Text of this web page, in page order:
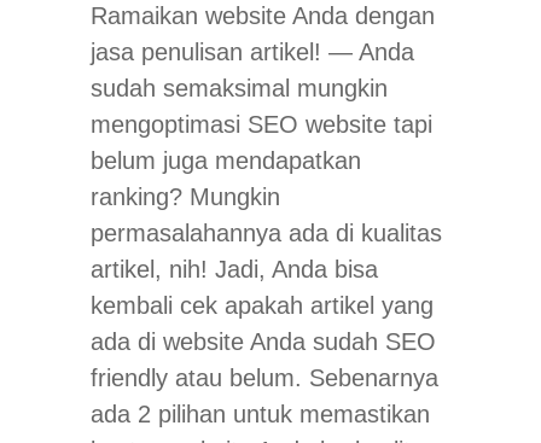
Ramaikan website Anda dengan
jasa penulisan artikel! — Anda
sudah semaksimal mungkin
mengoptimasi SEO website tapi
belum juga mendapatkan
ranking? Mungkin
permasalahannya ada di kualitas
artikel, nih! Jadi, Anda bisa
kembali cek apakah artikel yang
ada di website Anda sudah SEO
friendly atau belum. Sebenarnya
ada 2 pilihan untuk memastikan